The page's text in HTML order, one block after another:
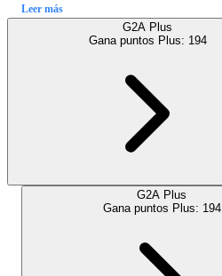
Leer más
G2A Plus
Gana puntos Plus: 194
G2A Plus
Gana puntos Plus: 194